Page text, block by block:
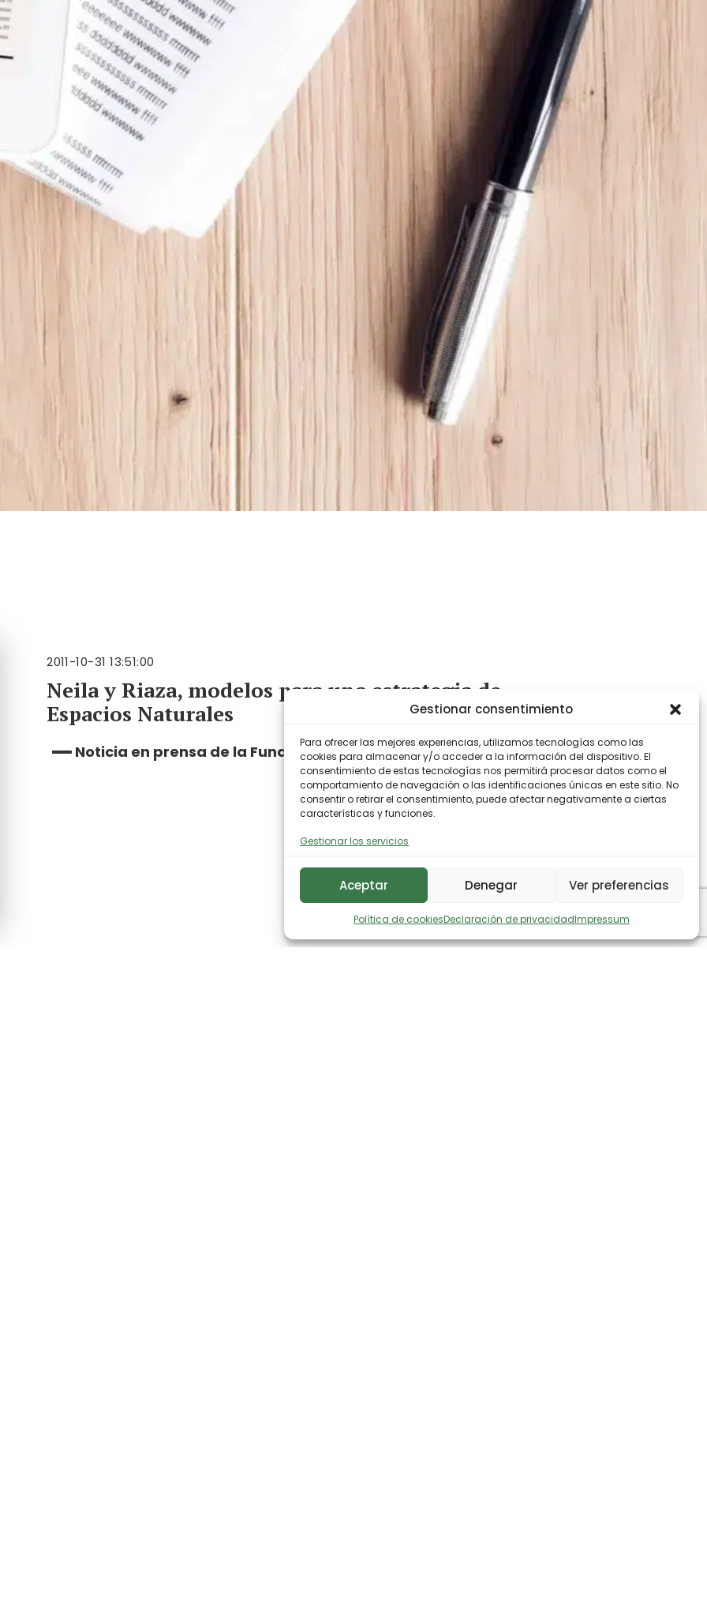
Gestionar consentimiento
Para ofrecer las mejores experiencias, utilizamos tecnologías como las
cookies para almacenar y/o acceder a la información del dispositivo. El
consentimiento de estas tecnologías nos permitirá procesar datos como el
comportamiento de navegación o las identificaciones únicas en este sitio. No
consentir o retirar el consentimiento, puede afectar negativamente a ciertas
características y funciones.
Gestionar los servicios
Aceptar Denegar Ver preferencias
Política de cookiesDeclaración de privacidadImpressum
2011-10-31 13:51:00
Neila y Riaza, modelos para una estrategia de
Espacios Naturales
Noticia en prensa de la Fundación Biodiversidad